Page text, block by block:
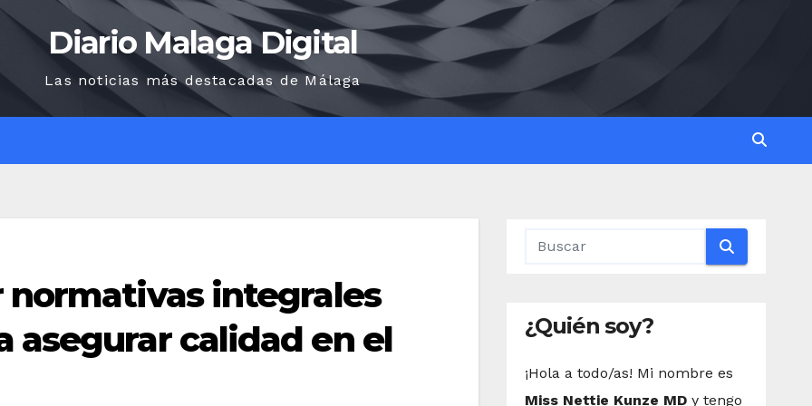
Diario Malaga Digital
Las noticias más destacadas de Málaga
normativas integrales
asegurar calidad en el
¿Quién soy?
¡Hola a todo/as! Mi nombre es
Miss Nettie Kunze MDy tengo